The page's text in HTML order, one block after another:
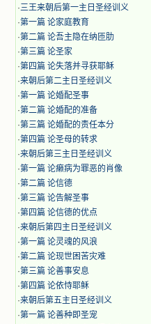
·三王来朝后第一主日圣经训义
·第一篇 论家庭教育
·第二篇 论吾主隐在纳匝肋
·第三篇 论圣家
·第四篇 论失落并寻获耶稣
·来朝后第二主日圣经训义
·第一篇 论婚配圣事
·第二篇 论婚配的准备
·第三篇 论婚配的责任本分
·第四篇 论圣母的转求
·来朝后第三主日圣经训义
·第一篇 论癞病为罪恶的肖像
·第二篇 论信德
·第三篇 论告解圣事
·第四篇 论信德的优点
·来朝后第四主日圣经训义
·第一篇 论灵魂的风浪
·第二篇 论现世困苦灾难
·第三篇 论善事安息
·第四篇 论依恃耶稣
·来朝后第五主日圣经训义
·第一篇 论善种即圣宠